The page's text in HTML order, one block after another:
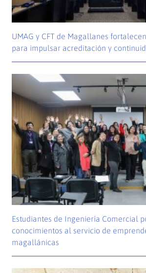
UMAG y CFT de Magallanes
para impulsar acreditación y
Estudiantes de Ingeniería Comercial
conocimientos al servicio de
magallánicas